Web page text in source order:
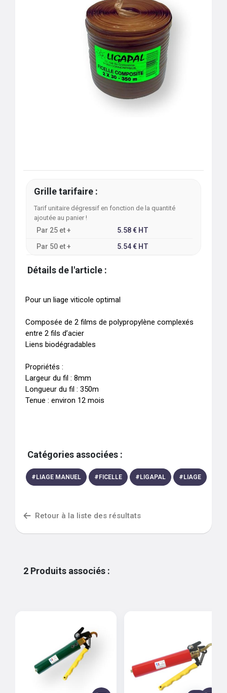
Grille tarifaire :
Tarif unitaire dégressif en fonction de la quantité
ajoutée au panier !
Par 25 et + 5.58€ HT
Par 50 et + 5.54€ HT
Détails de l'article :
Pour un liage viticole optimal
Composée de 2 films de polypropylène complexés
entre 2 fils d’acier
Liens biodégradables
Propriétés :
Largeur du fil : 8mm
Longueur du fil : 350m
Tenue : environ 12 mois
Catégories associées :
# LIAGE MANUEL # FICELLE # LIGAPAL # LIAGE
Retour à la liste des résultats
2 Produits associés :